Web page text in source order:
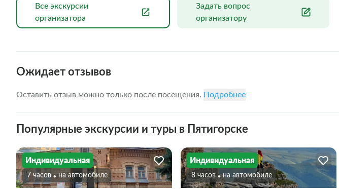
Все экскурсии
организатора
Задать вопрос
организатору
Ожидает отзывов
Оставить отзыв можно только после посещения. Подробнее
Популярные экскурсии и туры в Пятигорске
Индивидуальная
7 часов На автомобиле
Индивидуальная
8 часов На автомобиле